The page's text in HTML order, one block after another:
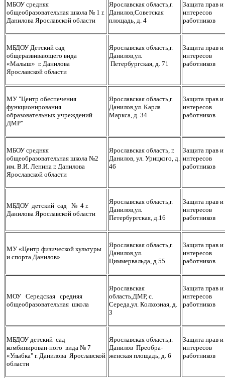
МБОУ средняя
общеобразовательная школа № 1 г.
Данилова Ярославской области
Ярославская область,г.
Данилов,Советская
площадь, д. 4
Защита прав и
интересов
работников
МБДОУ Детский сад
общеразвивающего вида
«Малыш» г. Данилова
Ярославской области
Ярославская область,г.
Данилов,ул.
Петербургская, д. 71
Защита прав и
интересов
работников
МУ "Центр обеспечения
функционирования
образовательных учреждений
ДМР"
Ярославская область,г.
Данилов,ул. Карла
Маркса, д. 34
Защита прав и
интересов
работников
МБОУ средняя
общеобразовательная школа №2
им. В.И. Ленина г. Данилова
Ярославской области
Ярославская область, г.
Данилов, ул. Урицкого, д.
46
Защита прав и
интересов
работников
МБДОУ детский сад № 4 г.
Данилова Ярославской области
Ярославская область,г.
Данилов,ул.
Петербургская, д.16
Защита прав и
интересов
работников
МУ «Центр физической культуры
и спорта Данилов»
Ярославская область,г.
Данилов,ул.
Циммервальда, д 55
Защита прав и
интересов
работников
МОУ Середская средняя
общеобразовательная школа
Ярославская
область,ДМР, с.
Середа,ул. Колхозная, д.
3
Защита прав и
интересов
работников
МБДОУ детский сад
комбинирован-ного вида № 7
«Улыбка" г. Данилова Ярославской
области
Ярославская область,г.
Данилов Преобра-
женская площадь, д. 6
Защита прав и
интересов
работников